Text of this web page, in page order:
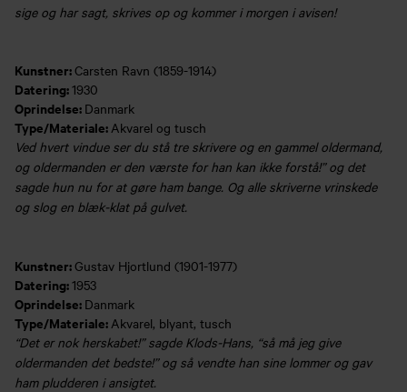
sige og har sagt, skrives op og kommer i morgen i avisen!
Kunstner:Carsten Ravn (1859-1914)
Datering:1930
Oprindelse: Danmark
Type/Materiale:Akvarel og tusch
Ved hvert vindue ser du stå tre skrivere og en gammel oldermand,
og oldermanden er den værste for han kan ikke forstå!” og det
sagde hun nu for at gøre ham bange. Og alle skriverne vrinskede
og slog en blæk-klat på gulvet.
Kunstner:Gustav Hjortlund (1901-1977)
Datering:1953
Oprindelse: Danmark
Type/Materiale: Akvarel, blyant, tusch
“Det er nok herskabet!” sagde Klods-Hans, “så må jeg give
oldermanden det bedste!” og så vendte han sine lommer og gav
ham pludderen i ansigtet.